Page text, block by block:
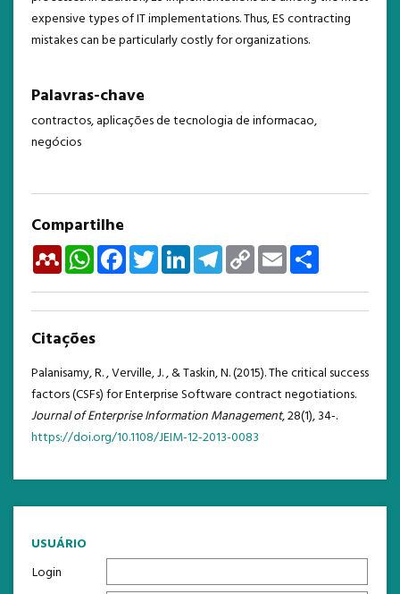
USUÁRIO
Login
expensive types of IT implementations. Thus, ES contracting
mistakes can be particularly costly for organizations.
Palavras-chave
contractos, aplicações de tecnologia de informacao,
negócios
Compartilhe
MendeleyWhatsAppFacebookTwitterLinkedInTelegramCopy
Link
Email
Citações
Palanisamy, R. , Verville, J. , & Taskin, N. (2015). The critical success
factors (CSFs) for Enterprise Software contract negotiations.
Journal of Enterprise Information Management, 28(1), 34-.
https://doi.org/10.1108/JEIM-12-2013-0083